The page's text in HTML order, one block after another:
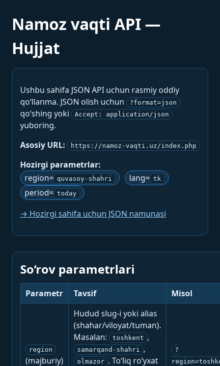
Namoz vaqti API —
Hujjat
Ushbu sahifa JSON API uchun rasmiy oddiy
qo‘llanma. JSON olish uchun
?format=json
qo‘shing yoki Accept: application/json
yuboring.
Asosiy URL:
https://namoz-vaqti.uz/index.php
Hozirgi parametrlar:
region= quvasoy-shahri lang= tk
period= today
→ Hozirgi sahifa uchun JSON namunasi
So‘rov parametrlari
Parametr Tavsif Misol
region
(majburiy)
Hudud slug-i yoki alias
(shahar/viloyat/tuman).
Masalan:
toshkent ,
samarqand-shahri ,
olmazor . To‘liq ro‘yxat
?